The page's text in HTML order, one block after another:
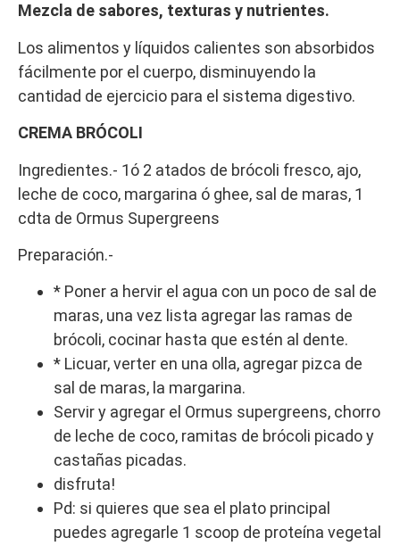
Mezcla de sabores, texturas y nutrientes.
Los alimentos y líquidos calientes son absorbidos
fácilmente por el cuerpo, disminuyendo la
cantidad de ejercicio para el sistema digestivo.
CREMA BRÓCOLI
Ingredientes.- 1ó 2 atados de brócoli fresco, ajo,
leche de coco, margarina ó ghee, sal de maras, 1
cdta de Ormus Supergreens
Preparación.-
* Poner a hervir el agua con un poco de sal de
maras, una vez lista agregar las ramas de
brócoli, cocinar hasta que estén al dente.
* Licuar, verter en una olla, agregar pizca de
sal de maras, la margarina.
Servir y agregar el Ormus supergreens, chorro
de leche de coco, ramitas de brócoli picado y
castañas picadas.
disfruta!
Pd: si quieres que sea el plato principal
puedes agregarle 1 scoop de proteína vegetal